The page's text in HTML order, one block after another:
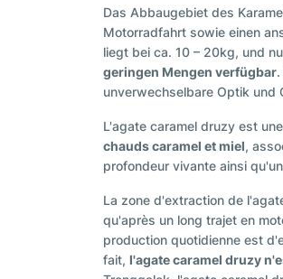
Das Abbaugebiet des
Motorradfahrt sowie einen
liegt bei ca. 10 – 20kg, und
geringen Mengen verfügbar
unverwechselbare Optik und
L'agate caramel druzy est
chauds caramel et miel,
profondeur vivante ainsi
La zone d'extraction de
qu'après un long trajet en
production quotidienne est
fait, l'agate caramel druzy